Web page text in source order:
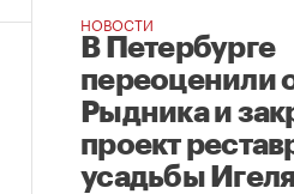
НОВОСТИ
В Петербурге
переоценили
Рыдника и
проект
усадьбы Игеля